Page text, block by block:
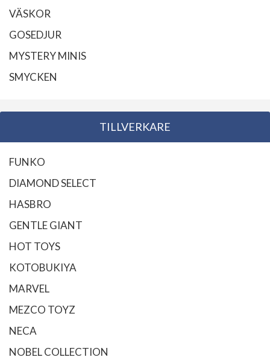
VÄSKOR
GOSEDJUR
MYSTERY MINIS
SMYCKEN
TILLVERKARE
FUNKO
DIAMOND SELECT
HASBRO
GENTLE GIANT
HOT TOYS
KOTOBUKIYA
MARVEL
MEZCO TOYZ
NECA
NOBEL COLLECTION